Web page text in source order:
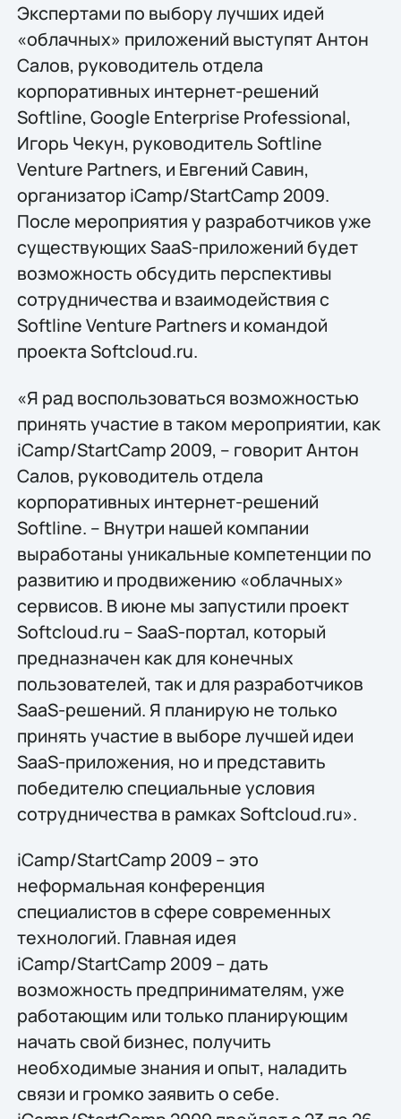
Экспертами по выбору лучших идей
«облачных» приложений выступят Антон
Салов, руководитель отдела
корпоративных интернет-решений
Softline, Google Enterprise Professional,
Игорь Чекун, руководитель Softline
Venture Partners, и Евгений Савин,
организатор iCamp/StartCamp 2009.
После мероприятия у разработчиков уже
существующих SaaS-приложений будет
возможность обсудить перспективы
сотрудничества и взаимодействия с
Softline Venture Partners и командой
проекта Softcloud.ru.
«Я рад воспользоваться возможностью
принять участие в таком мероприятии, как
iCamp/StartCamp 2009, – говорит Антон
Салов, руководитель отдела
корпоративных интернет-решений
Softline. – Внутри нашей компании
выработаны уникальные компетенции по
развитию и продвижению «облачных»
сервисов. В июне мы запустили проект
Softcloud.ru – SaaS-портал, который
предназначен как для конечных
пользователей, так и для разработчиков
SaaS-решений. Я планирую не только
принять участие в выборе лучшей идеи
SaaS-приложения, но и представить
победителю специальные условия
сотрудничества в рамках Softcloud.ru».
iCamp/StartCamp 2009 – это
неформальная конференция
специалистов в сфере современных
технологий. Главная идея
iCamp/StartCamp 2009 – дать
возможность предпринимателям, уже
работающим или только планирующим
начать свой бизнес, получить
необходимые знания и опыт, наладить
связи и громко заявить о себе.